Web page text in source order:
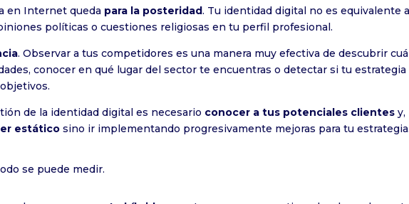
en Internet queda para la posteridad. Tu identidad digital no es equivalente
políticas o cuestiones religiosas en tu perfil profesional.
. Observar a tus competidores es una manera muy efectiva de descubrir
conocer en qué lugar del sector te encuentras o detectar si tu estrategia
de la identidad digital es necesario conocer a tus potenciales clientes y,
estático sino ir implementando progresivamente mejoras para tu
se puede medir.